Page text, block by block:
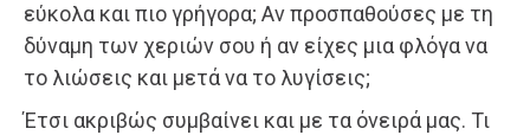
εύκολα και πιο γρήγορα; Αν προσπαθούσες με τη
δύναμη των χεριών σου ή αν είχες μια φλόγα να
το λιώσεις και μετά να το λυγίσεις;
Έτσι ακριβώς συμβαίνει και με τα όνειρά μας. Τι